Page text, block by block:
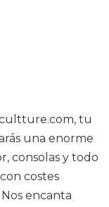
tu
una enorme
consolas y todo
costes
encanta